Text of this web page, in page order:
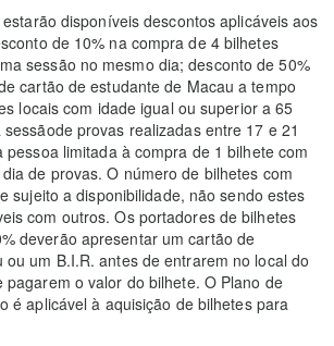
disponíveis descontos aplicáveis aos
de 10% na compra de 4 bilhetes
sessão no mesmo dia; desconto de 50%
cartão de estudante de Macau a tempo
locais com idade igual ou superior a 65
provas realizadas entre 17 e 21
pessoa limitada à compra de 1 bilhete com
de provas. O número de bilhetes com
sujeito a disponibilidade, não sendo estes
com outros. Os portadores de bilhetes
deverão apresentar um cartão de
ou um B.I.R. antes de entrarem no local do
pagarem o valor do bilhete. O Plano de
é aplicável à aquisição de bilhetes para